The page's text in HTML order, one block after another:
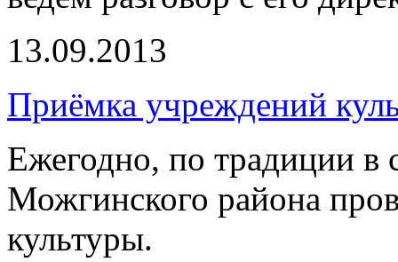
13.09.2013
Приёмка учреждений
Ежегодно, по традиции в
Можгинского района
культуры.